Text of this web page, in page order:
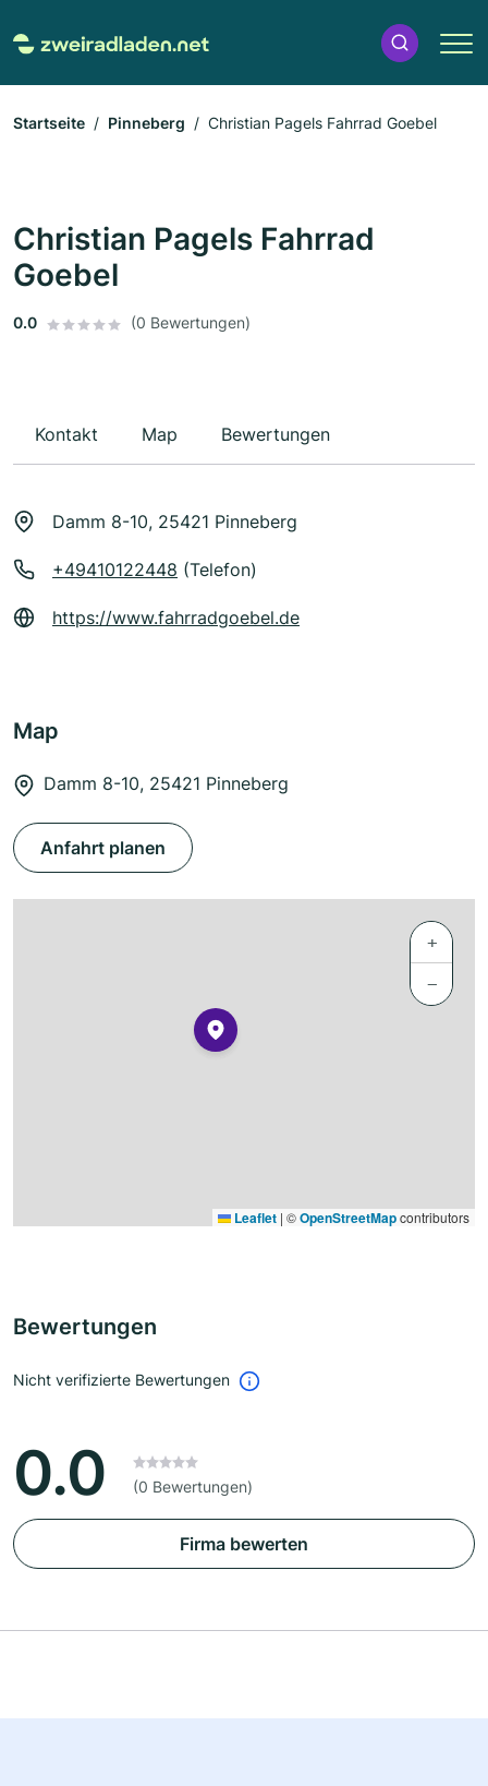
Startseite Pinneberg Christian Pagels Fahrrad Goebel
Christian Pagels Fahrrad
Goebel
0.0 (0 Bewertungen)
Kontakt Map Bewertungen
Damm 8-10, 25421 Pinneberg
+49410122448 (Telefon)
https://www.fahrradgoebel.de
Map
Damm 8-10, 25421 Pinneberg
Anfahrt planen
+
−
Leaflet | ©OpenStreetMapcontributors
Bewertungen
Nicht verifizierte Bewertungen
0.0 (0 Bewertungen)
Firma bewerten